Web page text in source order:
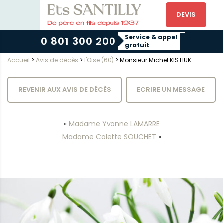
DEVIS
0 801 300 200
Service & appel
gratuit
Accueil > Avis de décès > l'Oise (60) > Monsieur Michel KISTIUK
REVENIR AUX AVIS DE DÉCÈS ECRIRE UN MESSAGE
« Madame Yvonne LAMARRE
Madame Colette SOUCHET »